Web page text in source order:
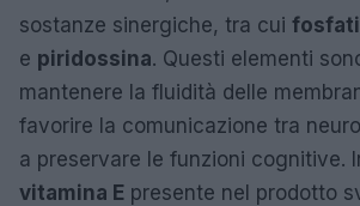
sostanze sinergiche, tra cui
e piridossina. Questi elementi
mantenere la fluidità delle
favorire la comunicazione tra
a preservare le funzioni cognitive.
vitamina E presente nel prodotto